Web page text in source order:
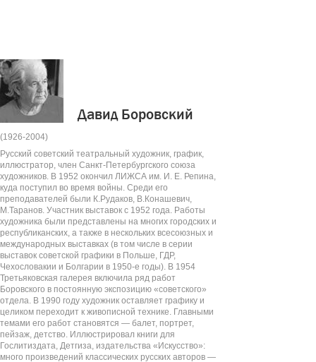
Давид Боровский
(1926-2004)
Русский советский театральный художник, график,
иллюстратор, член Санкт-Петербургского союза
художников. В 1952 окончил ЛИЖСА им. И. Е. Репина,
куда поступил во время войны. Среди его
преподавателей были К.Рудаков, В.Конашевич,
М.Таранов. Участник выставок с 1952 года. Работы
художника были представлены на многих городских и
республиканских, а также в нескольких всесоюзных и
международных выставках (в том числе в серии
выставок советской графики в Польше, ГДР,
Чехословакии и Болгарии в 1950-е годы). В 1954
Третьяковская галерея включила ряд работ
Боровского в постоянную экспозицию «советского»
отдела. В 1990 году художник оставляет графику и
целиком переходит к живописной технике. Главными
темами его работ становятся — балет, портрет,
пейзаж, детство. Иллюстрировал книги для
Гослитиздата, Детгиза, издательства «Искусство»:
много произведений классических русских авторов —